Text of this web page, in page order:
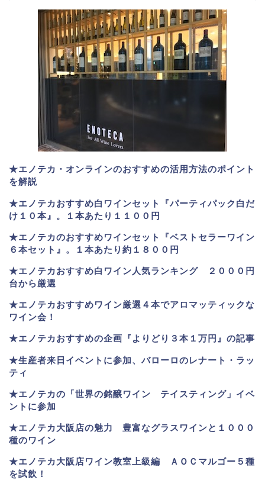
★エノテカ・オンラインのおすすめの活用方法のポイント
を解説
★エノテカおすすめ白ワインセット『パーティパック白だ
け１０本』。１本あたり１１００円
★エノテカのおすすめワインセット『ベストセラーワイン
６本セット』。
１本あたり約１８００円
★エノテカおすすめ白ワイン人気ランキング ２０００円
台から厳選
★エノテカおすすめワイン厳選４本でアロマッティックな
ワイン会！
★エノテカおすすめの企画『よりどり３本１万円』の記事
★生産者来日イベントに参加、バローロのレナート・ラッ
ティ
★エノテカの「世界の銘醸ワイン テイスティング」イベ
ントに参加
★エノテカ大阪店の魅力 豊富なグラスワインと１０００
種のワイン
★エノテカ大阪店ワイン教室上級編 ＡＯＣマルゴー５種
を試飲！